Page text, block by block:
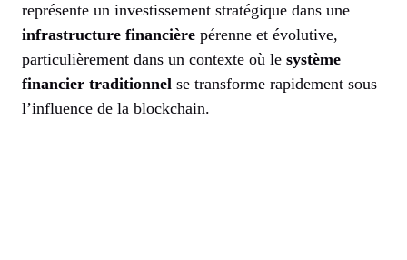
représente un investissement stratégique dans une
infrastructure financière pérenne et évolutive,
particulièrement dans un contexte où le système
financier traditionnel se transforme rapidement sous
l’influence de la blockchain.